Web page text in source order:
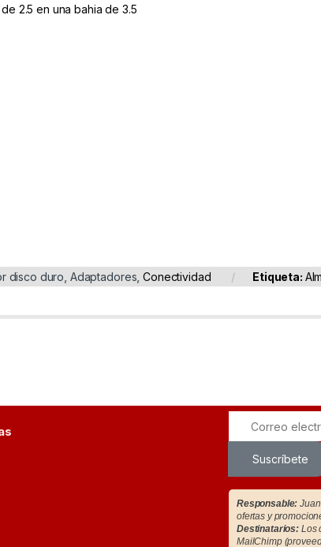
2.5 en una bahia de 3.5
disco duro Adaptadores ,Conectividad Etiqueta:
Suscríbete
Responsable:
ofertas y
Destinatarios: Los
MailChimp